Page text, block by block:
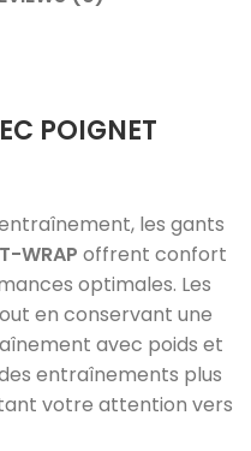
POIGNET
les gants
WRAP offrent confort
optimales. Les
en conservant une
avec poids et
entraînements plus
votre attention vers